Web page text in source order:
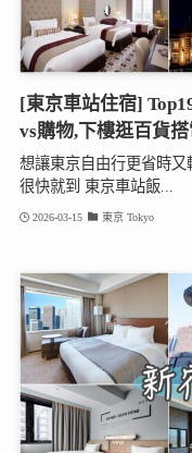
[東京車站住宿]
vs購物,下樓逛百貨搭
想讓東京自由行更省時
很快就到 東京車站飯...
2026-03-15 東京 Tokyo